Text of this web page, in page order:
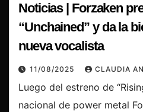
Noticias | Forzaken
“Unchained” y da la
nueva vocalista
11/08/2025 CLAUDIA
Luego del estreno de
nacional de power metal